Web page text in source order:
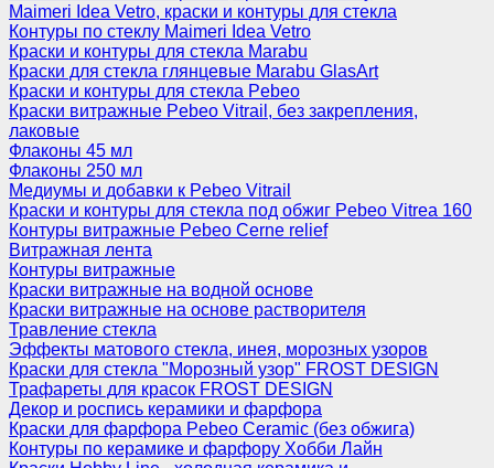
Maimeri Idea Vetro, краски и контуры для стекла
Контуры по стеклу Maimeri Idea Vetro
Краски и контуры для стекла Marabu
Краски для стекла глянцевые Marabu GlasArt
Краски и контуры для стекла Pebeo
Краски витражные Pebeo Vitrail, без закрепления,
лаковые
Флаконы 45 мл
Флаконы 250 мл
Медиумы и добавки к Pebeo Vitrail
Краски и контуры для стекла под обжиг Pebeo Vitrea 160
Контуры витражные Pebeo Cerne relief
Витражная лента
Контуры витражные
Краски витражные на водной основе
Краски витражные на основе растворителя
Травление стекла
Эффекты матового стекла, инея, морозных узоров
Краски для стекла "Морозный узор" FROST DESIGN
Трафареты для красок FROST DESIGN
Декор и роспись керамики и фарфора
Краски для фарфора Pebeo Ceramic (без обжига)
Контуры по керамике и фарфору Хобби Лайн